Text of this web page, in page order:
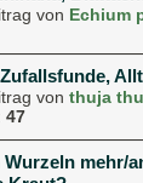
von Echium
von thuja
47
Wurzeln mehr/